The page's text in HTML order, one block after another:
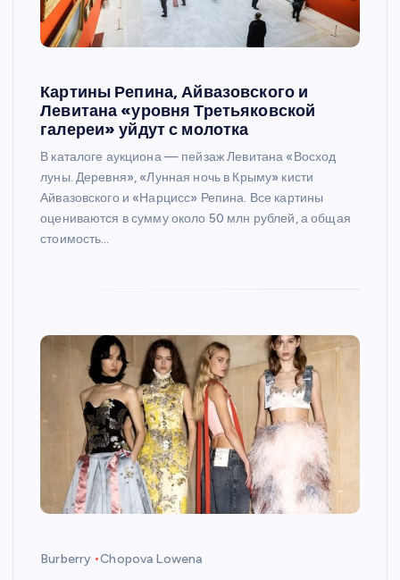
Картины Репина, Айвазовского и
Левитана «уровня Третьяковской
галереи» уйдут с молотка
В каталоге аукциона — пейзаж Левитана «Восход
луны. Деревня», «Лунная ночь в Крыму» кисти
Айвазовского и «Нарцисс» Репина. Все картины
оцениваются в сумму около 50 млн рублей, а общая
стоимость…
Burberry Chopova Lowena